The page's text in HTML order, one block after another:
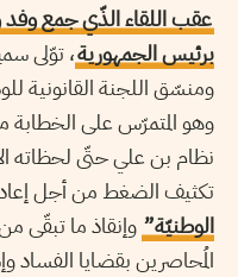
عقب اللقاء الذّي جمع وفد
برئيس الجمهورية، توّلى
ومنسّق اللجنة القانونية
وهو المتمرّس على
نظام بن علي حتّى لحظاته
تكثيف الضغط من أجل
الوطنيّة” وإنقاذ ما تبقّى
المُحاصرين بقضايا الفساد